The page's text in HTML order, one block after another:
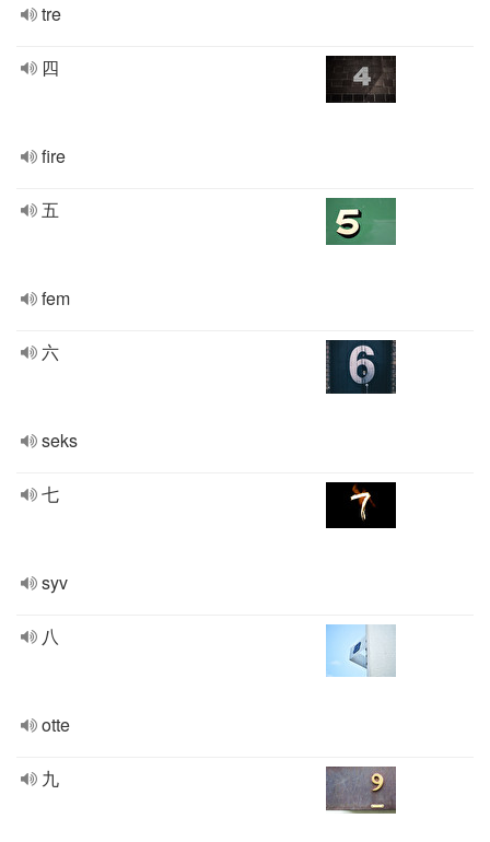
tre
四
fire
五
fem
六
seks
七
syv
八
otte
九